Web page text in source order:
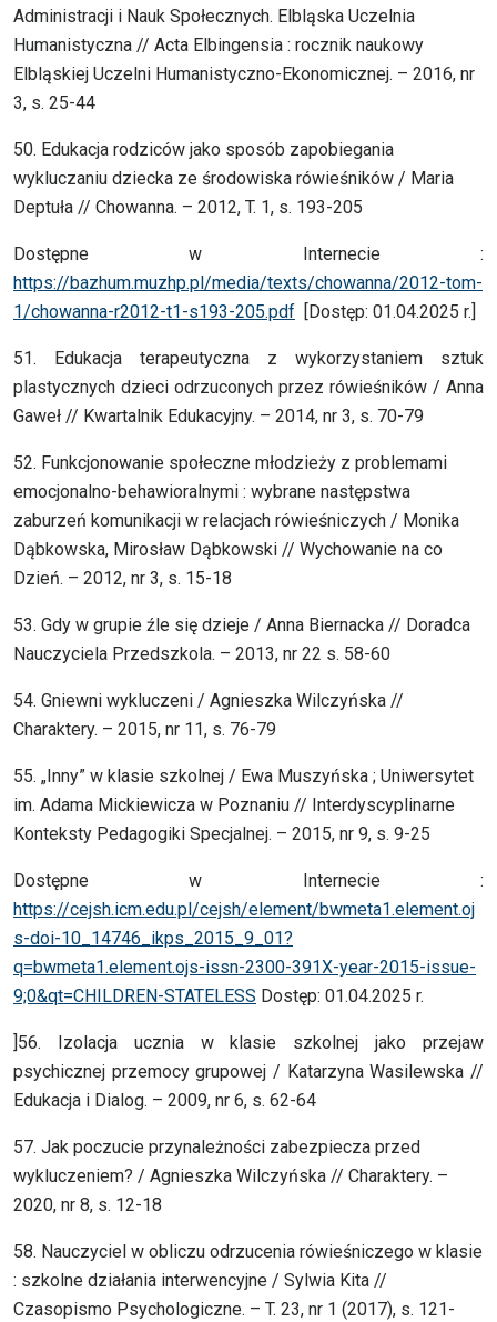
Administracji i Nauk Społecznych. Elbląska Uczelnia
Humanistyczna // Acta Elbingensia : rocznik naukowy
Elbląskiej Uczelni Humanistyczno-Ekonomicznej. – 2016, nr
3, s. 25-44
50. Edukacja rodziców jako sposób zapobiegania
wykluczaniu dziecka ze środowiska rówieśników / Maria
Deptuła // Chowanna. – 2012, T. 1, s. 193-205
Dostępne w Internecie :
https://bazhum.muzhp.pl/media/texts/chowanna/2012-tom-
1/chowanna-r2012-t1-s193-205.pdf [Dostęp: 01.04.2025 r.]
51. Edukacja terapeutyczna z wykorzystaniem sztuk
plastycznych dzieci odrzuconych przez rówieśników / Anna
Gaweł // Kwartalnik Edukacyjny. – 2014, nr 3, s. 70-79
52. Funkcjonowanie społeczne młodzieży z problemami
emocjonalno-behawioralnymi : wybrane następstwa
zaburzeń komunikacji w relacjach rówieśniczych / Monika
Dąbkowska, Mirosław Dąbkowski // Wychowanie na co
Dzień. – 2012, nr 3, s. 15-18
53. Gdy w grupie źle się dzieje / Anna Biernacka // Doradca
Nauczyciela Przedszkola. – 2013, nr 22 s. 58-60
54. Gniewni wykluczeni / Agnieszka Wilczyńska //
Charaktery. – 2015, nr 11, s. 76-79
55. „Inny” w klasie szkolnej / Ewa Muszyńska ; Uniwersytet
im. Adama Mickiewicza w Poznaniu // Interdyscyplinarne
Konteksty Pedagogiki Specjalnej. – 2015, nr 9, s. 9-25
Dostępne w Internecie :
https://cejsh.icm.edu.pl/cejsh/element/bwmeta1.element.oj
s-doi-10_14746_ikps_2015_9_01?
q=bwmeta1.element.ojs-issn-2300-391X-year-2015-issue-
9;0&qt=CHILDREN-STATELESS Dostęp: 01.04.2025 r.
]56. Izolacja ucznia w klasie szkolnej jako przejaw
psychicznej przemocy grupowej / Katarzyna Wasilewska //
Edukacja i Dialog. – 2009, nr 6, s. 62-64
57. Jak poczucie przynależności zabezpiecza przed
wykluczeniem? / Agnieszka Wilczyńska // Charaktery. –
2020, nr 8, s. 12-18
58. Nauczyciel w obliczu odrzucenia rówieśniczego w klasie
: szkolne działania interwencyjne / Sylwia Kita //
Czasopismo Psychologiczne. – T. 23, nr 1 (2017), s. 121-